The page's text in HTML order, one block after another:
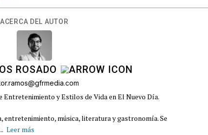
ACERCA DEL AUTOR
ROSADO
Entretenimiento y Estilos de Vida en El Nuevo Día.
entretenimiento, música, literatura y gastronomía. Se
Leer más